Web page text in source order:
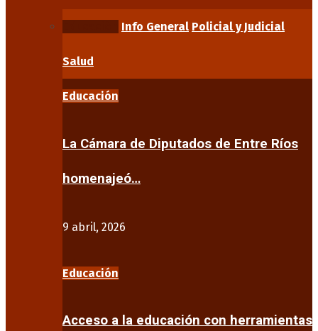
Info General Policial y Judicial
Salud
Educación
La Cámara de Diputados de Entre Ríos
homenajeó…
9 abril, 2026
Educación
Acceso a la educación con herramientas